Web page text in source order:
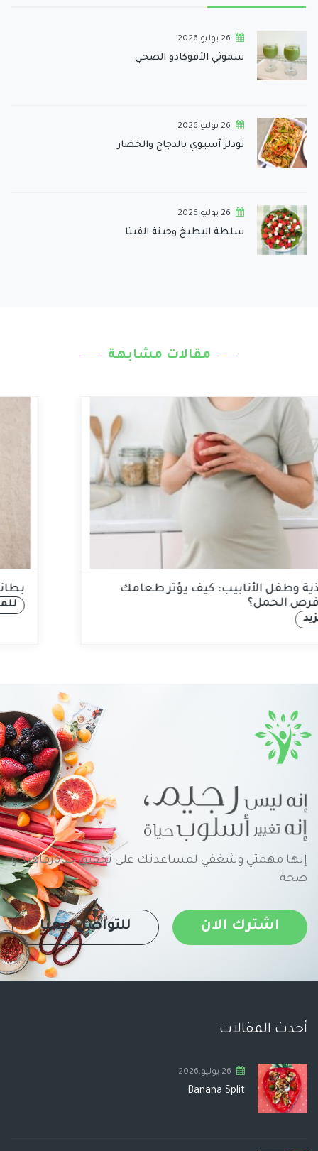
26 يوليو,2026
سموثي الأفوكادو الصحي
26 يوليو,2026
نودلز آسيوي بالدجاج والخضار
26 يوليو,2026
سلطة البطيخ وجبنة الفيتا
مقالات مشابهة
التغذية وطفل الأنابيب: كيف يؤثر طعامك
على فرص الحمل؟
إنها مهمتي وشغفي لمساعدتك على تحقيق حياةرفاهية و
صحة
اشترك الان للتواصل معنا
أحدث المقالات
26 يوليو,2026
Banana Split